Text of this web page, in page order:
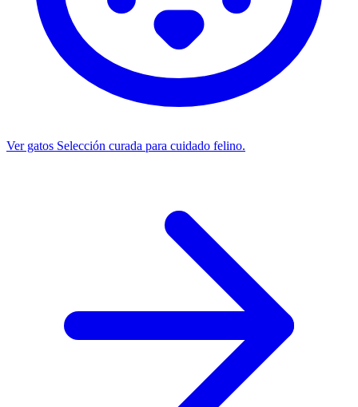
Ver gatos Selección curada para cuidado felino.